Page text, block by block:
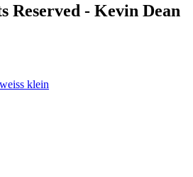
Reserved - Kevin Dean